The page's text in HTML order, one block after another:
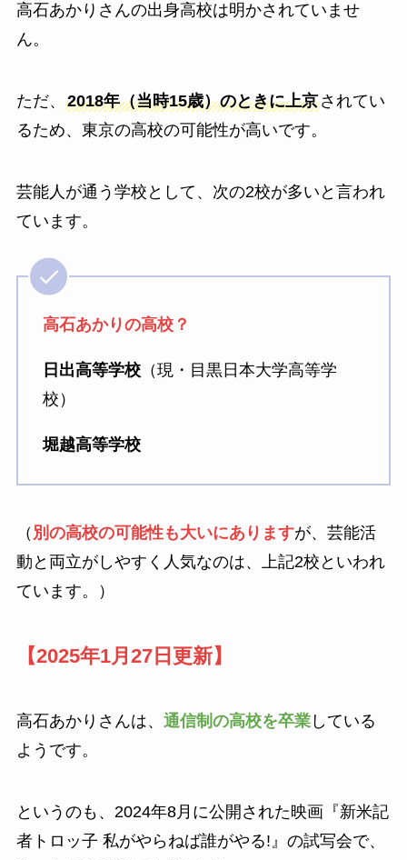
高石あかりさんの出身高校は明かされていませ
ん。
ただ、 2018年（当時15歳）のときに上京されてい
るため、東京の高校の可能性が高いです。
芸能人が通う学校として、次の2校が多いと言われ
ています。
高石あかりの高校？
日出高等学校（現・目黒日本大学高等学
校）
堀越高等学校
（ 別の高校の可能性も大いにありますが、芸能活
動と両立がしやすく人気なのは、上記2校といわれ
ています。）
【2025年1月27日更新】
高石あかりさんは、 通信制の高校を卒業している
ようです。
というのも、2024年8月に公開された映画『新米記
者トロッ子 私がやらねば誰がやる!』の試写会で、